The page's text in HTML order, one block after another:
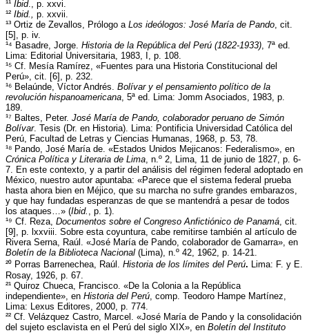
¹¹ Ibid., p. xxvi.
¹² Ibid., p. xxvii.
¹³ Ortiz de Zevallos, Prólogo a Los ideólogos: José María de Pando, cit.
[5], p. iv.
¹⁴ Basadre, Jorge. Historia de la República del Perú (1822-1933), 7ª ed.
Lima: Editorial Universitaria, 1983, I, p. 108.
¹⁵ Cf. Mesía Ramírez, «Fuentes para una Historia Constitucional del
Perú», cit. [6], p. 232.
¹⁶ Belaúnde, Víctor Andrés. Bolívar y el pensamiento político de la
revolución hispanoamericana, 5ª ed. Lima: Jomm Asociados, 1983, p.
189.
¹⁷ Baltes, Peter. José María de Pando, colaborador peruano de Simón
Bolívar. Tesis (Dr. en Historia). Lima: Pontificia Universidad Católica del
Perú, Facultad de Letras y Ciencias Humanas, 1968, p. 53, 78.
¹⁸ Pando, José María de. «Estados Unidos Mejicanos: Federalismo», en
Crónica Política y Literaria de Lima, n.º 2, Lima, 11 de junio de 1827, p. 6-
7. En este contexto, y a partir del análisis del régimen federal adoptado en
México, nuestro autor apuntaba: «Parece que el sistema federal prueba
hasta ahora bien en Méjico, que su marcha no sufre grandes embarazos,
y que hay fundadas esperanzas de que se mantendrá a pesar de todos
los ataques…» (Ibid. , p. 1).
¹⁹ Cf. Reza, Documentos sobre el Congreso Anfictiónico de Panamá, cit.
[9], p. lxxviii. Sobre esta coyuntura, cabe remitirse también al artículo de
Rivera Serna, Raúl. «José María de Pando, colaborador de Gamarra», en
Boletín de la Biblioteca Nacional (Lima), n.º 42, 1962, p. 14-21.
²⁰ Porras Barrenechea, Raúl. Historia de los límites del Perú. Lima: F. y E.
Rosay, 1926, p. 67.
²¹ Quiroz Chueca, Francisco. «De la Colonia a la República
independiente», en Historia del Perú, comp. Teodoro Hampe Martínez,
Lima: Lexus Editores, 2000, p. 774.
²² Cf. Velázquez Castro, Marcel. «José María de Pando y la consolidación
del sujeto esclavista en el Perú del siglo XIX», en Boletín del Instituto